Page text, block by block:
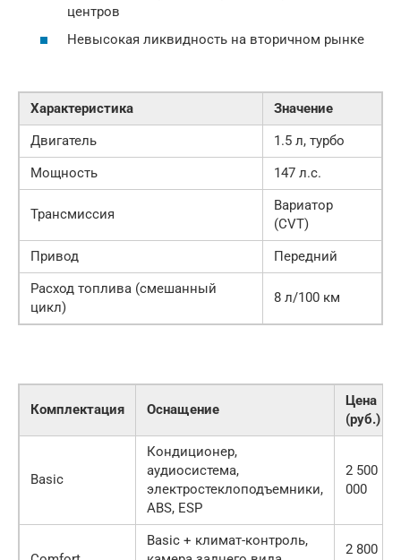
центров
Невысокая ликвидность на вторичном рынке
Характеристика
Значение
Двигатель
1.5 л, турбо
Мощность
147 л.с.
Трансмиссия
Вариатор
(CVT)
Привод
Передний
Расход топлива (смешанный
цикл)
8 л/100 км
Комплектация Оснащение
Цена
(руб.)
Basic
Кондиционер,
аудиосистема,
электростеклоподъемники,
ABS, ESP
2 500
000
Basic + климат-контроль,
2 800